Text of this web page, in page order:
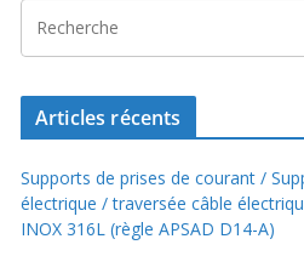
Articles récents
Supports de prises de courant /
électrique / traversée câble
INOX 316L (règle APSAD D14-A)